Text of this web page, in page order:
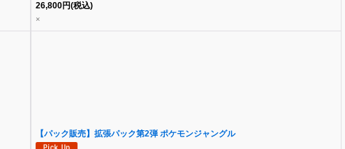
26,800円(税込)
×
【パック販売】拡張パック第2弾 ポケモンジャングル